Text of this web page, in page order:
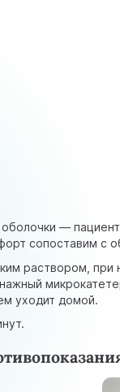
оболочки —
сопоставим с
раствором,
уходит домой.